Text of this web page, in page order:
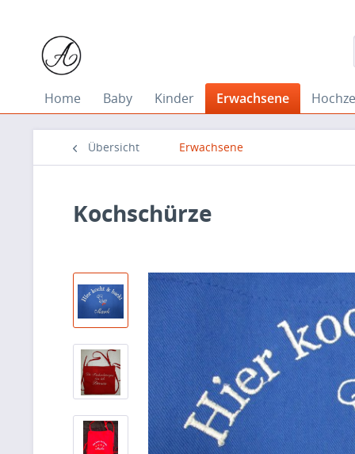
Home Baby Kinder Erwachsene
Übersicht Erwachsene
Kochschürze